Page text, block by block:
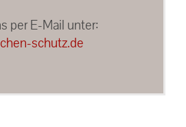
per E-Mail unter:
schutz.de